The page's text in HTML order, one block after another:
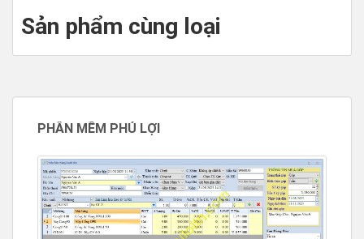
Sản phẩm cùng loại
PHẦN MỀM PHÚ LỢI